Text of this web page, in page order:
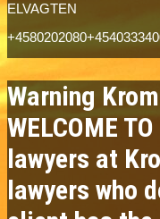
ELVAGTEN
Warning
WELCOME
lawyers at
lawyers who